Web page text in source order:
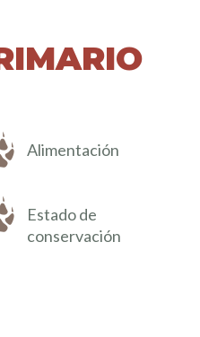
Alimentación
Estado de
conservación